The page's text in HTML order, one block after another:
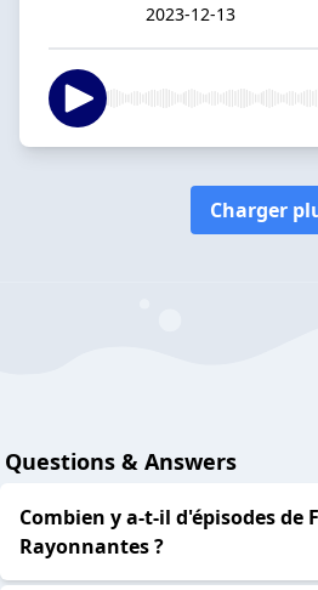
2023-12-13
Charger
Questions & Answers
Combien y a-t-il d'épisodes de
Rayonnantes ?